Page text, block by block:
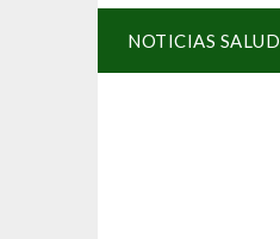
NOTICIAS SALUD